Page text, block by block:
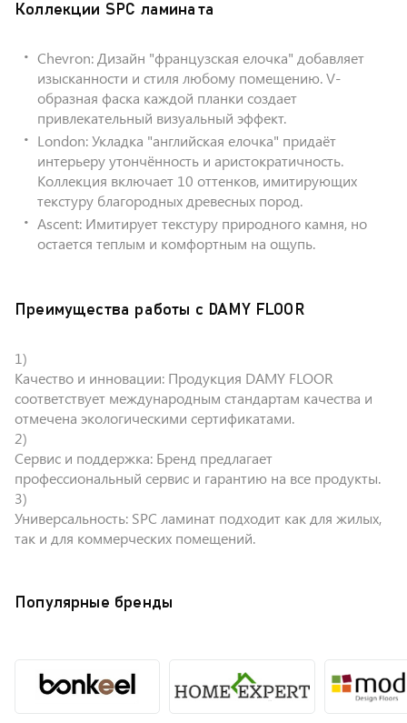
Коллекции SPC ламината
Chevron: Дизайн "французская елочка" добавляет
изысканности и стиля любому помещению. V-
образная фаска каждой планки создает
привлекательный визуальный эффект.
London: Укладка "английская елочка" придаёт
интерьеру утончённость и аристократичность.
Коллекция включает 10 оттенков, имитирующих
текстуру благородных древесных пород.
Ascent: Имитирует текстуру природного камня, но
остается теплым и комфортным на ощупь.
Преимущества работы с DAMY FLOOR
Качество и инновации: Продукция DAMY FLOOR
соответствует международным стандартам качества и
отмечена экологическими сертификатами.
Сервис и поддержка: Бренд предлагает
профессиональный сервис и гарантию на все продукты.
Универсальность: SPC ламинат подходит как для жилых,
так и для коммерческих помещений.
Популярные бренды